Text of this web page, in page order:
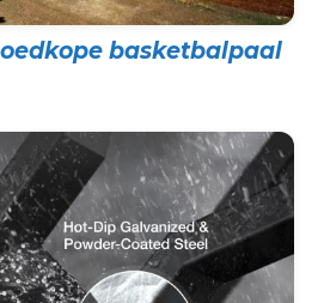
basketbalpaal